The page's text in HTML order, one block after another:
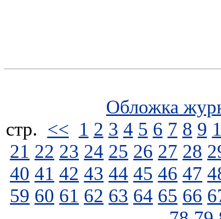
Обложка
стp. << 1 2 3 4 5 6 7 8 9
21 22 23 24 25 26 27 28
40 41 42 43 44 45 46 47
59 60 61 62 63 64 65 66